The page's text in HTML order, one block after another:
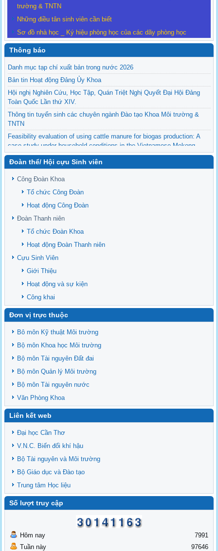
trường & TNTN
Những điều tân sinh viên cần biết
Sơ đồ nhà học _ Ký hiệu phòng học của các dãy phòng học
Thông báo
Danh mục tạp chí xuất bản trong nước 2026
Bản tin Hoạt động Đảng Ủy Khoa
Hội nghị Nghiên Cứu, Học Tập, Quán Triệt Nghị Quyết Đại Hội Đảng
Toàn Quốc Lần thứ XIV.
Thông tin tuyển sinh các chuyên ngành Đào tạo Khoa Môi trường &
TNTN
Feasibility evaluation of using cattle manure for biogas production: A
case study under household conditions in the Vietnamese Mekong
Delta
Sediment properties in flood-based farming systems in the Vietnamese
upstream Mekong Delta
Danh mục tạp chí xuất bản Quốc Tế 2026
Danh Mục các Đề Tài NCKH cấp Tỉnh năm 2024
Văn bản - Quy định
Ban chấp hành Đảng bộ khoa
Đoàn thể/ Hội cựu Sinh viên
Công Đoàn Khoa
Tổ chức Công Đoàn
Hoạt động Công Đoàn
Đoàn Thanh niên
Tổ chức Đoàn Khoa
Hoạt động Đoàn Thanh niên
Cựu Sinh Viên
Giới Thiệu
Hoạt động và sự kiện
Công khai
Đơn vị trực thuộc
Bô môn Kỹ thuật Môi trường
Bộ môn Khoa học Môi trường
Bộ môn Tài nguyên Đất đai
Bộ môn Quản lý Môi trường
Bộ môn Tài nguyên nước
Văn Phòng Khoa
Liên kết web
Đại học Cần Thơ
V.N.C. Biến đổi khí hậu
Bộ Tài nguyên và Môi trường
Bộ Giáo dục và Đào tạo
Trung tâm Học liệu
Số lượt truy cập
Hôm nay
Tuần này
7991
97646